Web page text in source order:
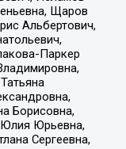
Щаров
Альбертович,
Паркер
Борисовна,
Юрьевна,
Сергеевна,